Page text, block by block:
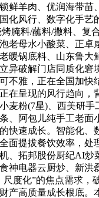
鲜羊肉、优润海带
风行、数字化手艺
腌料/蘸料/撒料、复
老母水小酸菜、正
暖锅底料、山东鲁
破解门店同质化窘
不雅，正在全国加
在呈现的风行趋向
麦粉(7星)、西美研
、阿包儿纯手工老
快速成长。智能化
面提拔餐饮效率，
、拓邦股份厨纪AI炒
神电器云厨炒、新
度化”的焦点需求
产高质量成长根底